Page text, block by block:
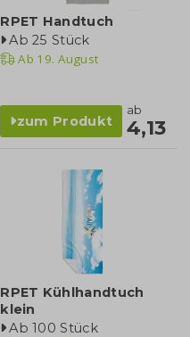
RPET Handtuch
Ab 25 Stück
Ab 19. August
zum Produkt
ab
4,13
RPET Kühlhandtuch
klein
Ab 100 Stück